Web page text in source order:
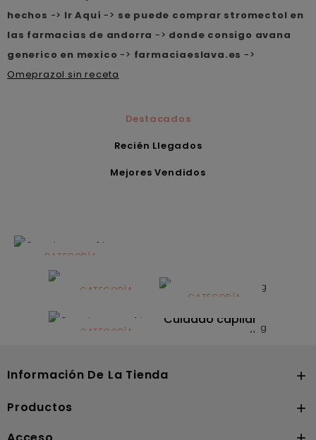
hechos -> Ir Aquí -> se puede comprar stromectol en
las farmacias de andorra -> donde consigo avana
generico en mexico -> farmaciaeslava.es ->
Omeprazol sin receta
Destacados
Recién Llegados
Mejores Vendidos
CATEGORÍA
Alimentación
infantilCATEGORÍA
Dermocosmética
CATEGORÍA
Solares
CATEGORÍA
Cuidado capilar
Información De La Tienda 
Productos 